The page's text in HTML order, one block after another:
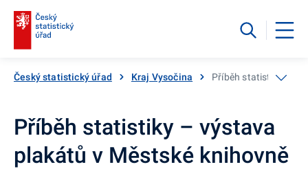
Český statistický úřad Kraj Vysočina Příběh statistiky –
Příběh statistiky – výstava
plakátů v Městské knihovně